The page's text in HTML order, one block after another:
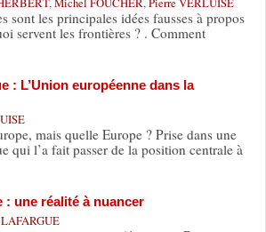
sont les principales idées fausses à propos
servent les frontières ? . Comment
: L’Union européenne dans la
mais quelle Europe ? Prise dans une
qui l’a fait passer de la position centrale à
: une réalité à nuancer